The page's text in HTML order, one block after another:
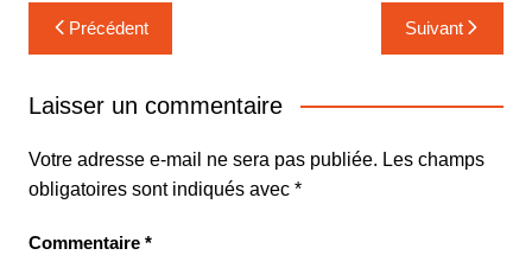
Navigation
de
l’article
Précédent Suivant
Laisser un commentaire
Votre adresse e-mail ne sera pas publiée. Les champs
obligatoires sont indiqués avec *
Commentaire *